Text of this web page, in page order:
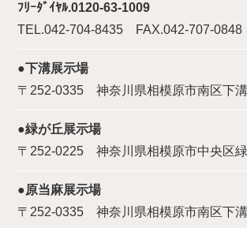
ﾌﾘｰﾀﾞｲﾔﾙ.0120-63-1009
TEL.042-704-8435 FAX.042-707-0848
●下溝展示場
〒252-0335 神奈川県相模原市南区下
●緑が丘展示場
〒252-0225 神奈川県相模原市中央区
●原当麻展示場
〒252-0335 神奈川県相模原市南区下